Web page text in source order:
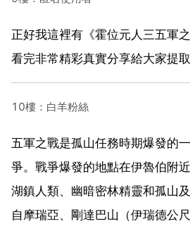
正好我這裡有《霍位元人三五軍
看完非常精彩真實分享給大家提
10樓：白羊粉絲
五軍之戰是孤山任務時期爆發的
爭。戰爭爆發的地點在伊魯伯附
湖鎮人類、幽暗密林精靈和孤山
自摩瑞亞、剛達巴山（伊瑞德公